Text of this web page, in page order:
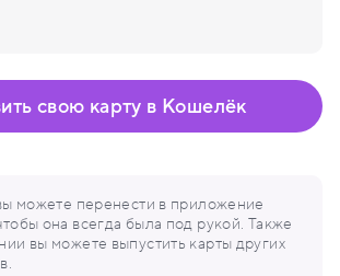
можете перенести в приложение
она всегда была под рукой. Также
вы можете выпустить карты других
свою карту в Кошелёк